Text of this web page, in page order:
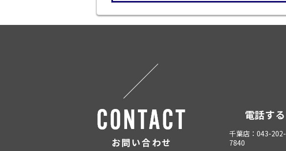
お問い合わせ
電話する
千葉店：043-202-
7840